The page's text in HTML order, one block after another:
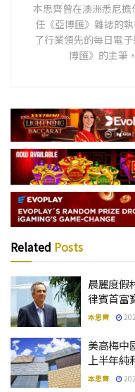
本思齊曾在澳洲悉尼
任《亞博匯》雜誌的
了行業領先的每日電
博匯》的主筆
Related Posts
晨麗度假
律賓首富
本思齊
美高梅中
上半年純
本思齊